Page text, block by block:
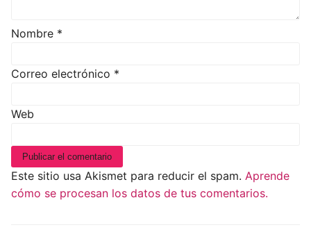
Nombre *
Correo electrónico *
Web
Este sitio usa Akismet para reducir el spam. Aprende
cómo se procesan los datos de tus comentarios.